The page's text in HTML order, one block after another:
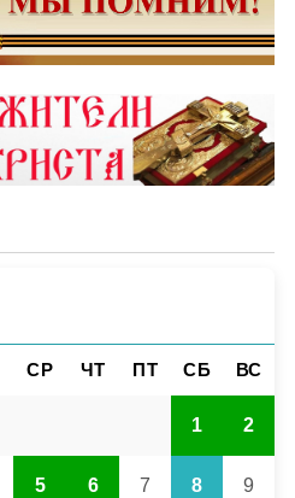
СР ЧТ ПТ СБ ВС
1 2
5 6 7 8 9